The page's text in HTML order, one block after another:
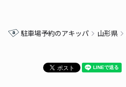
駐車場予約のアキッパ 山形県